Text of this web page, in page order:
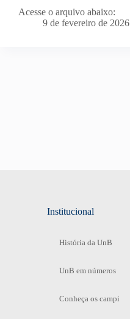
Acesse o arquivo abaixo:
9 de fevereiro de 2026
Institucional
História da UnB
UnB em números
Conheça os campi